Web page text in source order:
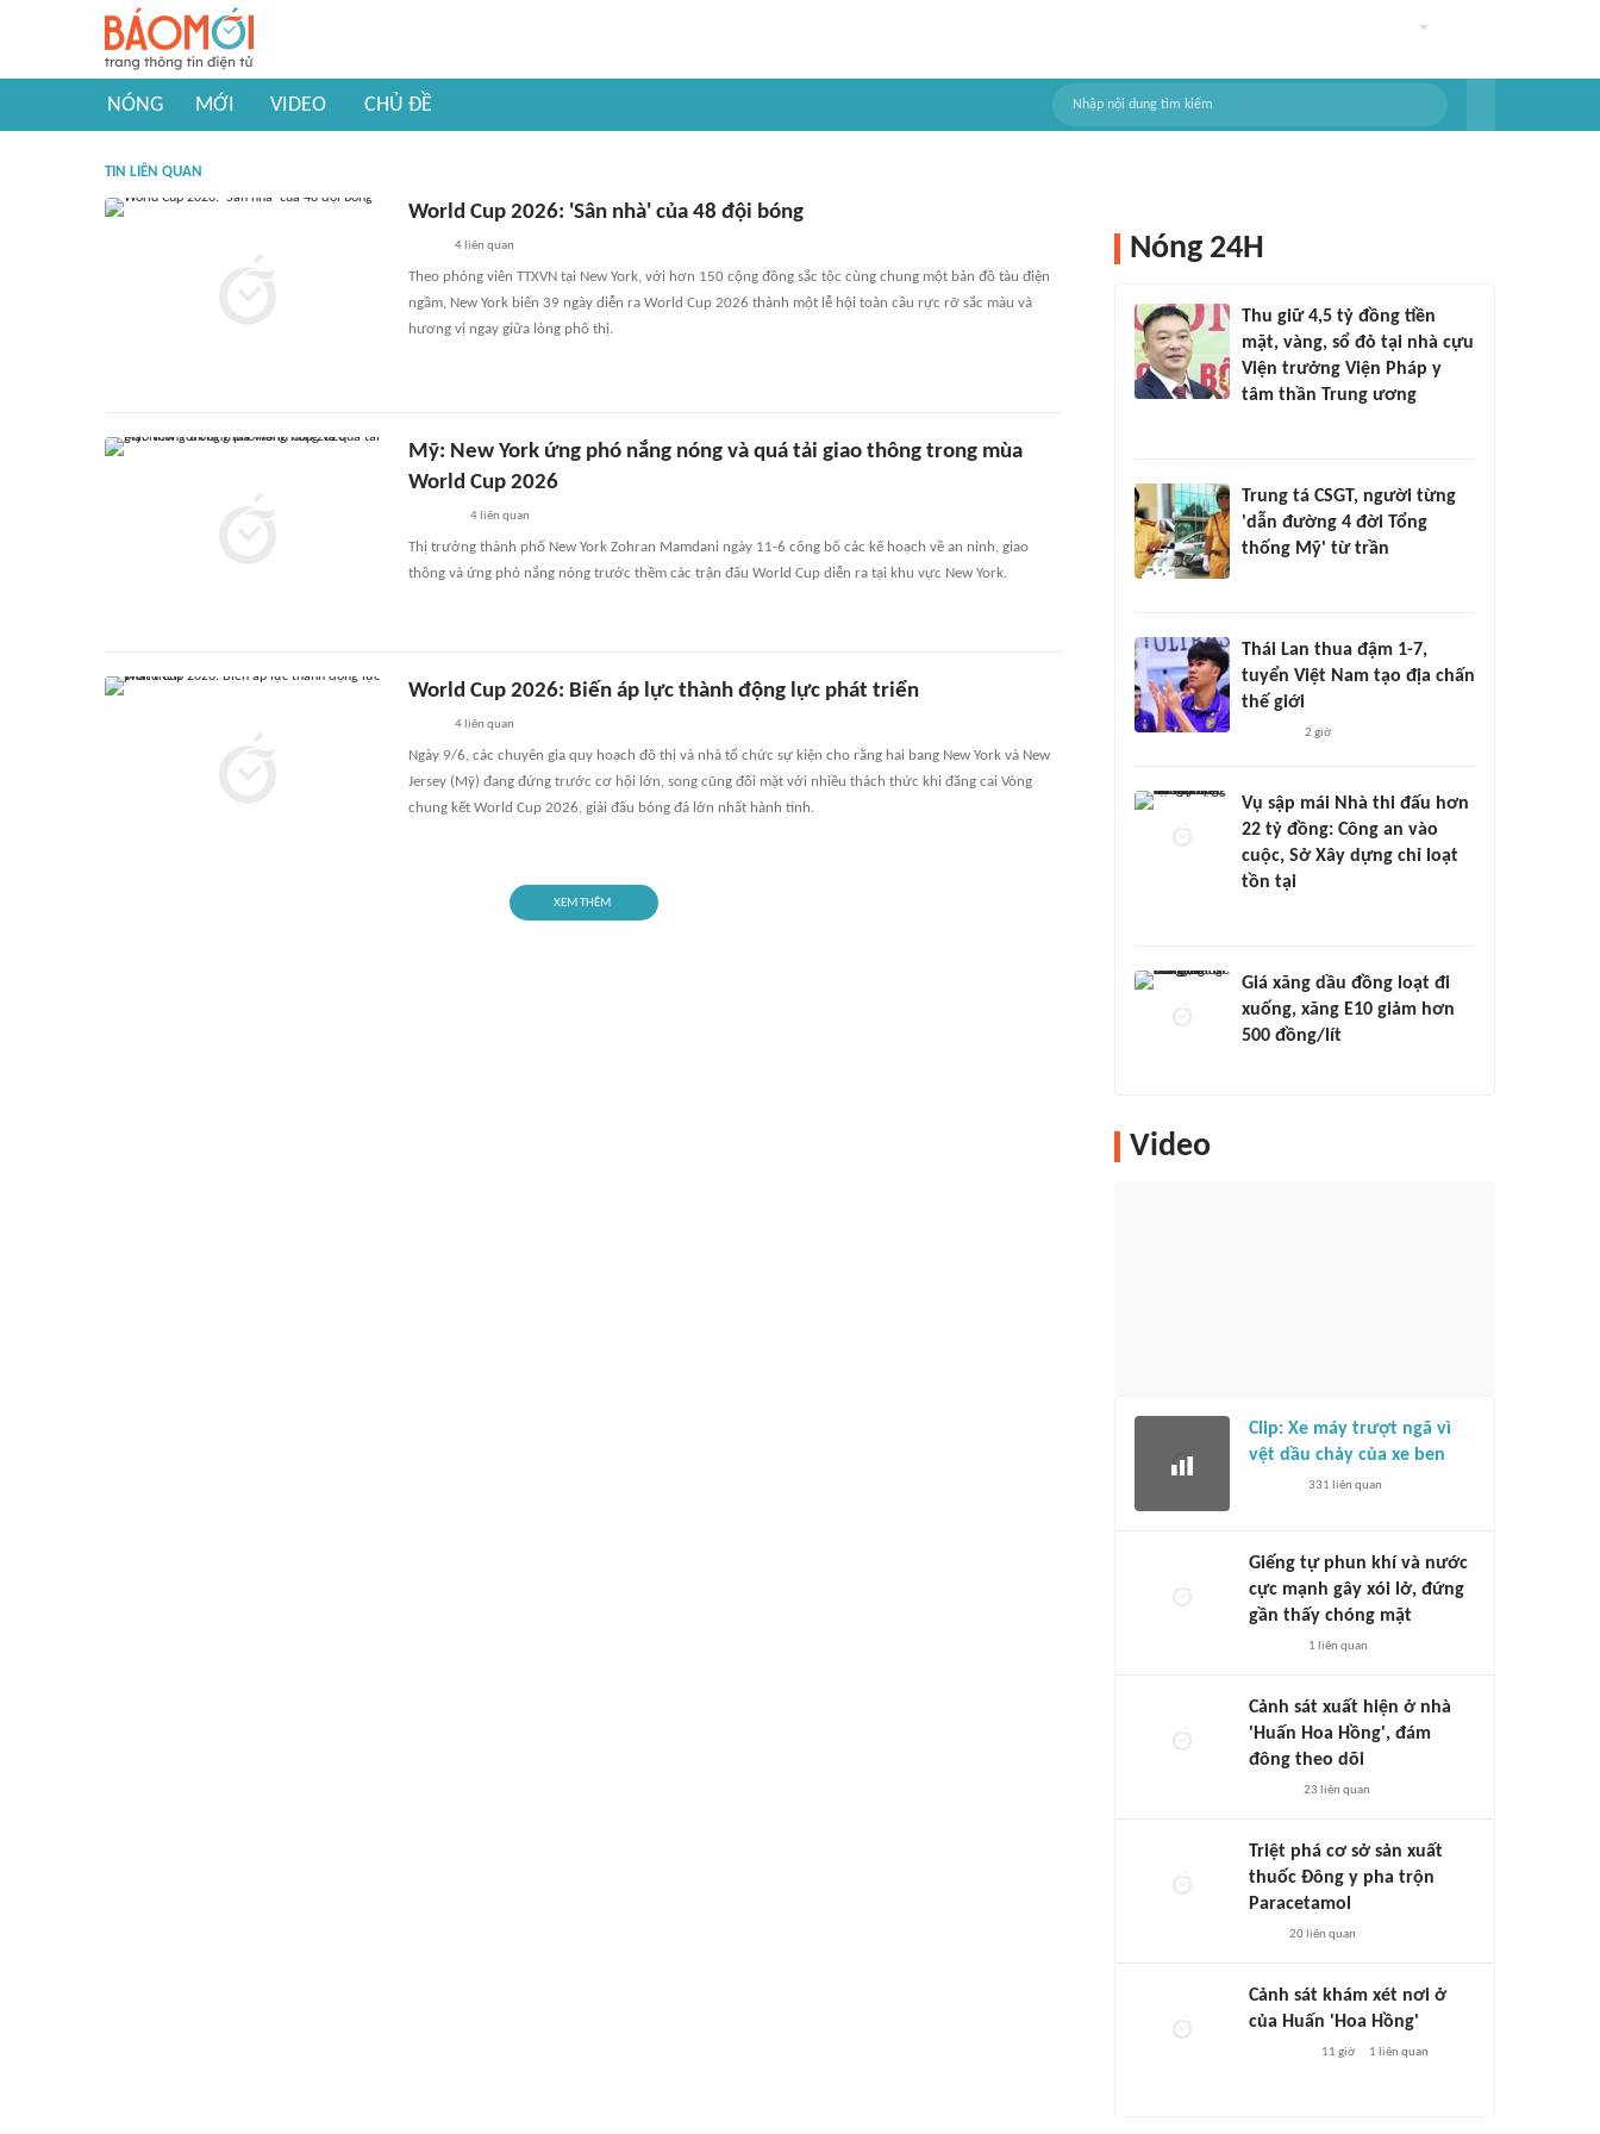
NÓNG MỚI VIDEO CHỦ ĐỀ
TIN LIÊN QUAN
World Cup 2026: 'Sân nhà' của 48 đội bóng
4 liên quan
Theo phóng viên TTXVN tại New York, với hơn 150 cộng đồng sắc tộc cùng chung một bản đồ tàu điện
ngầm, New York biến 39 ngày diễn ra World Cup 2026 thành một lễ hội toàn cầu rực rỡ sắc màu và
hương vị ngay giữa lòng phố thị.
Mỹ: New York ứng phó nắng nóng và quá tải giao thông trong mùa
World Cup 2026
4liên quan
Thị trưởng thành phố New York Zohran Mamdani ngày 11-6 công bố các kế hoạch về an ninh, giao
thông và ứng phó nắng nóng trước thềm các trận đấu World Cup diễn ra tại khu vực New York.
World Cup 2026: Biến áp lực thành động lực phát triển
4 liên quan
Ngày 9/6, các chuyên gia quy hoạch đô thị và nhà tổ chức sự kiện cho rằng hai bang New York và New
Jersey (Mỹ) đang đứng trước cơ hội lớn, song cũng đối mặt với nhiều thách thức khi đăng cai Vòng
chung kết World Cup 2026, giải đấu bóng đá lớn nhất hành tinh.
XEM THÊM
Nóng 24H
Thu giữ 4,5 tỷ đồng tiền
mặt, vàng, sổ đỏ tại nhà cựu
Viện trưởng Viện Pháp y
tâm thần Trung ương
Trung tá CSGT, người từng
'dẫn đường 4 đời Tổng
thống Mỹ' từ trần
Thái Lan thua đậm 1-7,
tuyển Việt Nam tạo địa chấn
thế giới
2 giờ
Vụ sập mái Nhà thi đấu hơn
22 tỷ đồng: Công an vào
cuộc, Sở Xây dựng chỉ loạt
tồn tại
Giá xăng dầu đồng loạt đi
xuống, xăng E10 giảm hơn
500 đồng/lít
Video
Clip: Xe máy trượt ngã vì
vệt dầu chảy của xe ben
331 liên quan
Giếng tự phun khí và nước
cực mạnh gây xói lở, đứng
gần thấy chóng mặt
1 liên quan
Cảnh sát xuất hiện ở nhà
'Huấn Hoa Hồng', đám
đông theo dõi
23 liên quan
Triệt phá cơ sở sản xuất
thuốc Đông y pha trộn
Paracetamol
20liên quan
Cảnh sát khám xét nơi ở
của Huấn 'Hoa Hồng'
11 giờ 1 liên quan